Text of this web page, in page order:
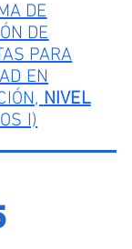
DE
DE
PARA
EN
NIVEL
I)